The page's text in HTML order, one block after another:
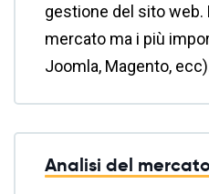
gestione del sito web.
mercato ma i più
Joomla, Magento,
Analisi del